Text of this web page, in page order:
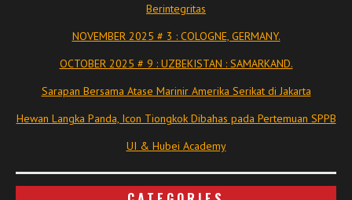
Berintegritas
NOVEMBER 2025 # 3 : COLOGNE, GERMANY.
OCTOBER 2025 # 9 : UZBEKISTAN : SAMARKAND.
Sarapan Bersama Atase Marinir Amerika Serikat di Jakarta
Hewan Langka Panda, Icon Tiongkok Dibahas pada Pertemuan SPPB
UI & Hubei Academy